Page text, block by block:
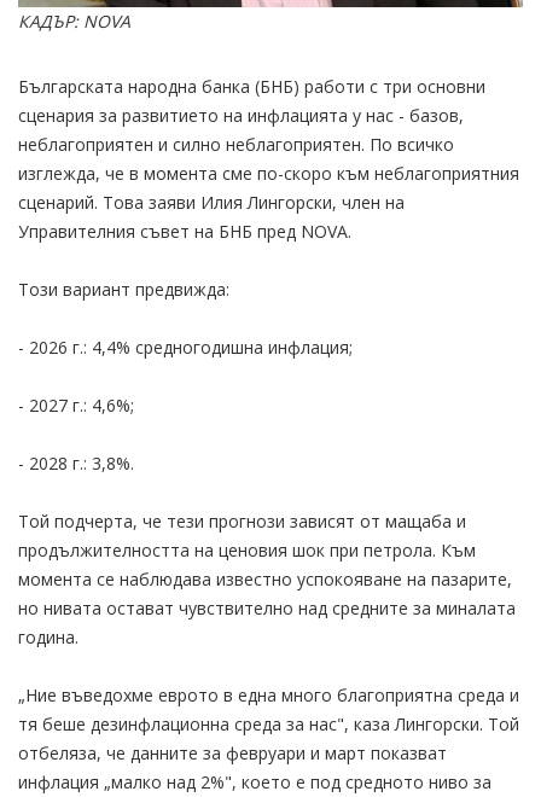
КАДЪР: NOVA
Българската народна банка (БНБ) работи с три основни
сценария за развитието на инфлацията у нас - базов,
неблагоприятен и силно неблагоприятен. По всичко
изглежда, че в момента сме по-скоро към неблагоприятния
сценарий. Това заяви Илия Лингорски, член на
Управителния съвет на БНБ пред NOVA.
Този вариант предвижда:
- 2026 г.: 4,4% средногодишна инфлация;
- 2027 г.: 4,6%;
- 2028 г.: 3,8%.
Той подчерта, че тези прогнози зависят от мащаба и
продължителността на ценовия шок при петрола. Към
момента се наблюдава известно успокояване на пазарите,
но нивата остават чувствително над средните за миналата
година.
„Ние въведохме еврото в една много благоприятна среда и
тя беше дезинфлационна среда за нас", каза Лингорски. Той
отбеляза, че данните за февруари и март показват
инфлация „малко над 2%", което е под средното ниво за